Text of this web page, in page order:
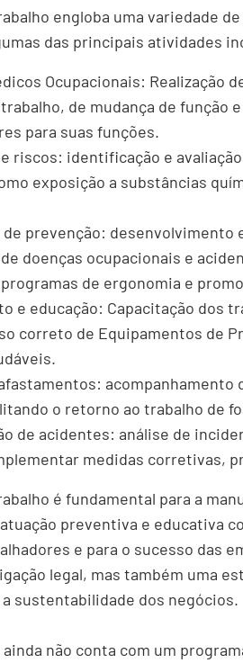
engloba uma variedade
das principais atividades
Ocupacionais: Realização
de mudança de função
para suas funções.
riscos: identificação e
exposição a substâncias
de prevenção: desenvolvimento
doenças ocupacionais e
de ergonomia e
e educação: Capacitação dos
correto de Equipamentos de
o retorno ao trabalho de
de acidentes: análise de
medidas corretivas,
é fundamental para a
atuação preventiva e educativa
e para o sucesso das
legal, mas também uma
sustentabilidade dos negócios.
não conta com um